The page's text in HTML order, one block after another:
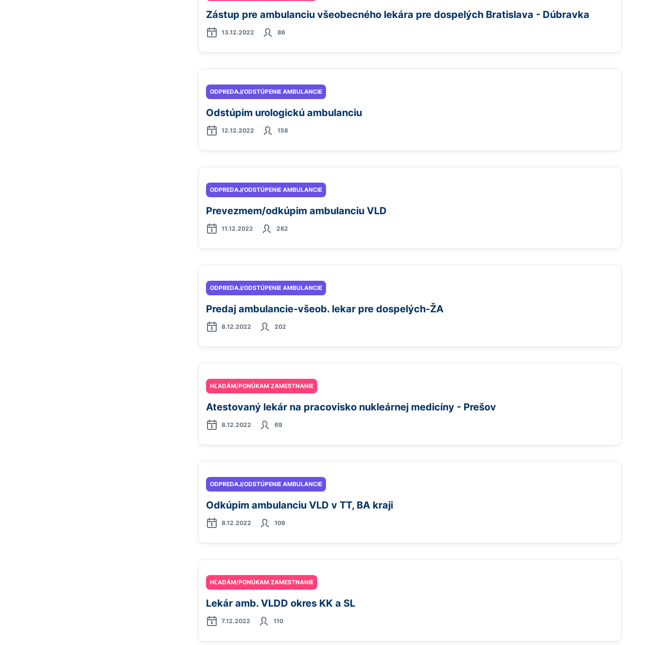
Zástup pre ambulanciu všeobecného lekára pre dospelých Bratislava - Dúbravka
13.12.2022 86
ODPREDAJ/ODSTÚPENIE AMBULANCIE
Odstúpim urologickú ambulanciu
12.12.2022 158
ODPREDAJ/ODSTÚPENIE AMBULANCIE
Prevezmem/odkúpim ambulanciu VLD
11.12.2022 282
ODPREDAJ/ODSTÚPENIE AMBULANCIE
Predaj ambulancie-všeob. lekar pre dospelých-ŽA
8.12.2022 202
HĽADÁM/PONÚKAM ZAMESTNANIE
Atestovaný lekár na pracovisko nukleárnej medicíny - Prešov
8.12.2022 69
ODPREDAJ/ODSTÚPENIE AMBULANCIE
Odkúpim ambulanciu VLD v TT, BA kraji
8.12.2022 109
HĽADÁM/PONÚKAM ZAMESTNANIE
Lekár amb. VLDD okres KK a SL
7.12.2022 110